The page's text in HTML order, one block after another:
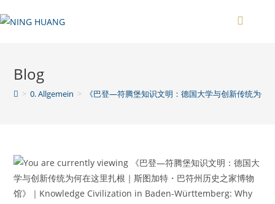
Inhalt
Blog
> 0. Allgemein > 《巴登—符腾堡知识文明：德国大学与创新传统为